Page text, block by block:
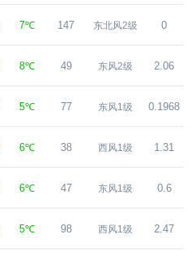
7℃ 147 东北风2级 0
8℃ 49 东风2级 2.06
5℃ 77 东风1级 0.1968
6℃ 38 西风1级 1.31
6℃ 47 东风1级 0.6
5℃ 98 西风1级 2.47